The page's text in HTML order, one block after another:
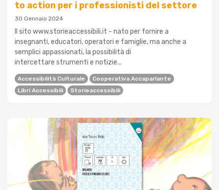
to action per i professionisti del settore
30 Gennaio 2024
Il sito www.storieaccessibili.it - nato per fornire a
insegnanti, educatori, operatori e famiglie, ma anche a
semplici appassionati, la possibilità di
intercettare strumenti e notizie...
Accessibilità Culturale
Cooperativa Accaparlante
Libri Accessibili
Storieaccessibili